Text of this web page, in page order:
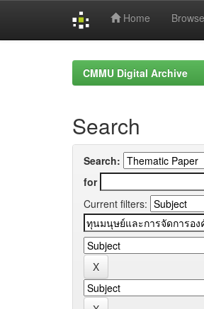
Home Browse
CMMU Digital Archive
Search
Search:
for
Current filters: